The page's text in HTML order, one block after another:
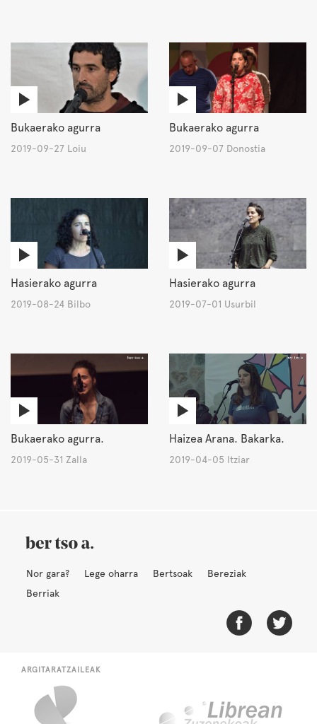
Bukaerako agurra
2019-09-27 Loiu
Bukaerako agurra
2019-09-07 Donostia
Hasierako agurra
2019-08-24 Bilbo
Hasierako agurra
2019-07-01 Usurbil
Bukaerako agurra.
2019-05-31 Zalla
Haizea Arana. Bakarka.
2019-04-05 Itziar
Nor gara? Lege oharra Bertsoak
Bereziak
Berriak
ARGITARATZAILEAK